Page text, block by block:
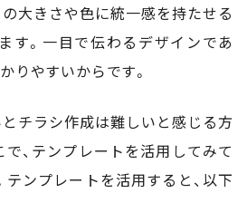
大きさや色に統一感を持たせる
す。一目で伝わるデザインであ
りやすいからです。
とチラシ作成は難しいと感じる方
、テンプレートを活用してみて
ンプレートを活用すると、以下